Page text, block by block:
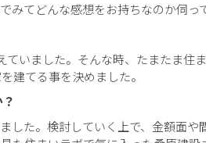
みてどんな感想をお持ちなのか伺っ
いました。そんな時、たまたま住
建てる事を決めました。
した。検討していく上で、金額面や